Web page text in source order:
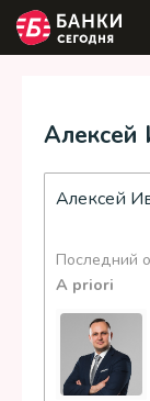
Алексей
Алексей
Последний
A priori